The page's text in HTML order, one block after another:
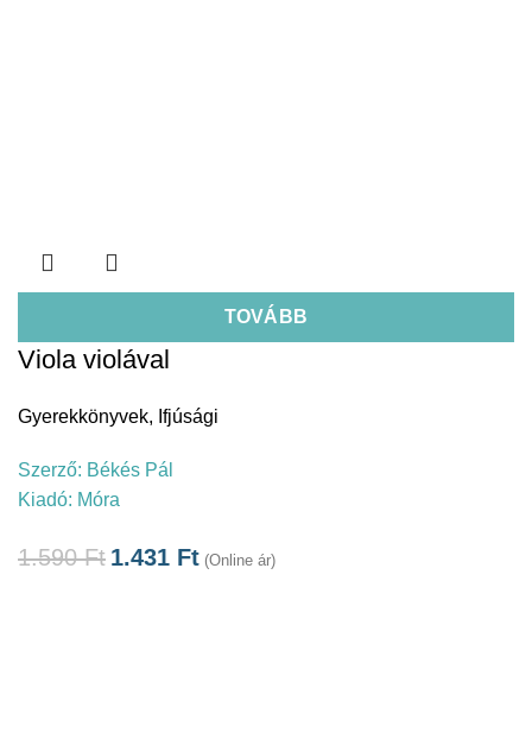
TOVÁBB
Viola violával
Gyerekkönyvek, Ifjúsági
Szerző: Békés Pál
Kiadó: Móra
1.590Ft 1.431 Ft (Online ár)